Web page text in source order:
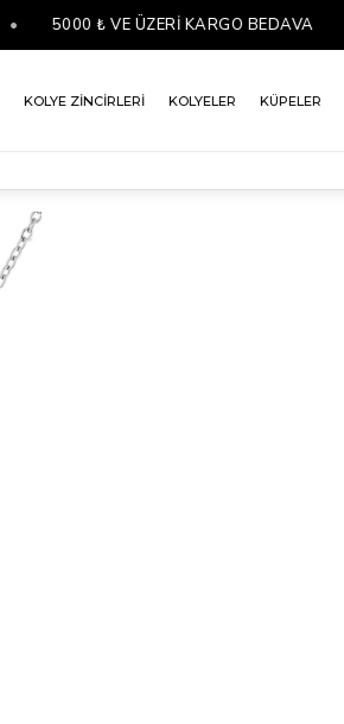
5000 ₺ VE ÜZERİ KARGO BEDAVA •
KOLYE ZİNCİRLERİ KOLYELER KÜPELER